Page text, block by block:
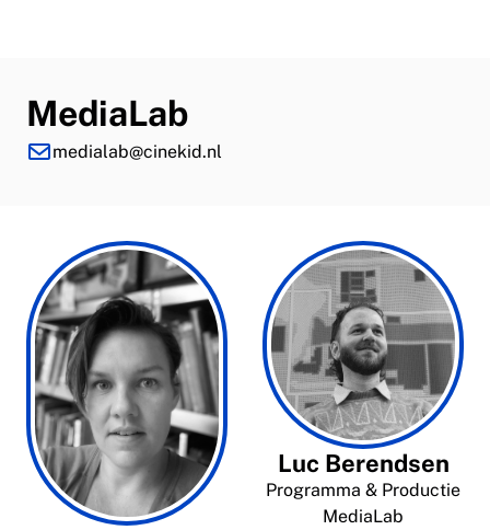
MediaLab
medialab@cinekid.nl
Luc Berendsen
Programma & Productie
MediaLab